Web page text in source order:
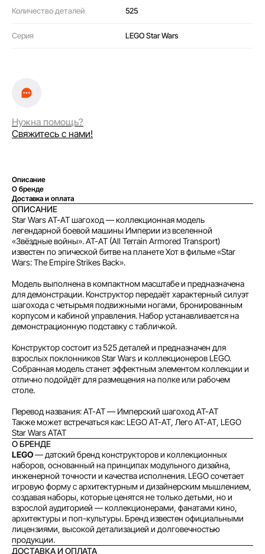
Количество деталей 525
Серия LEGO Star Wars
Нужна помощь?
Свяжитесь с нами!
Описание
О бренде
Доставка и оплата
ОПИСАНИЕ
Star Wars AT-AT шагоход — коллекционная модель
легендарной боевой машины Империи из вселенной
«Звёздные войны». AT-AT (All Terrain Armored Transport)
известен по эпической битве на планете Хот в фильме «Star
Wars: The Empire Strikes Back».
Модель выполнена в компактном масштабе и предназначена
для демонстрации. Конструктор передаёт характерный силуэт
шагохода с четырьмя подвижными ногами, бронированным
корпусом и кабиной управления. Набор устанавливается на
демонстрационную подставку с табличкой.
Конструктор состоит из 525 деталей и предназначен для
взрослых поклонников Star Wars и коллекционеров LEGO.
Собранная модель станет эффектным элементом коллекции и
отлично подойдёт для размещения на полке или рабочем
столе.
Перевод названия: AT-AT — Имперский шагоход AT-AT
Также может встречаться как: LEGO AT-AT, Лего AT-AT, LEGO
Star Wars ATAT
О БРЕНДЕ
LEGO— датский бренд конструкторов и коллекционных
наборов, основанный на принципах модульного дизайна,
инженерной точности и качества исполнения. LEGO сочетает
игровую форму с архитектурным и дизайнерским мышлением,
создавая наборы, которые ценятся не только детьми, но и
взрослой аудиторией — коллекционерами, фанатами кино,
архитектуры и поп-культуры. Бренд известен официальными
лицензиями, высокой детализацией и долговечностью
продукции.
ДОСТАВКА И ОПЛАТА
Оплатите сегодня 25% стоимости покупки
картой любого банка, остальное — тремя
Оплата
сегодня
Через
2 недели
Через
4 недели
Через
Без комиссий и переплат